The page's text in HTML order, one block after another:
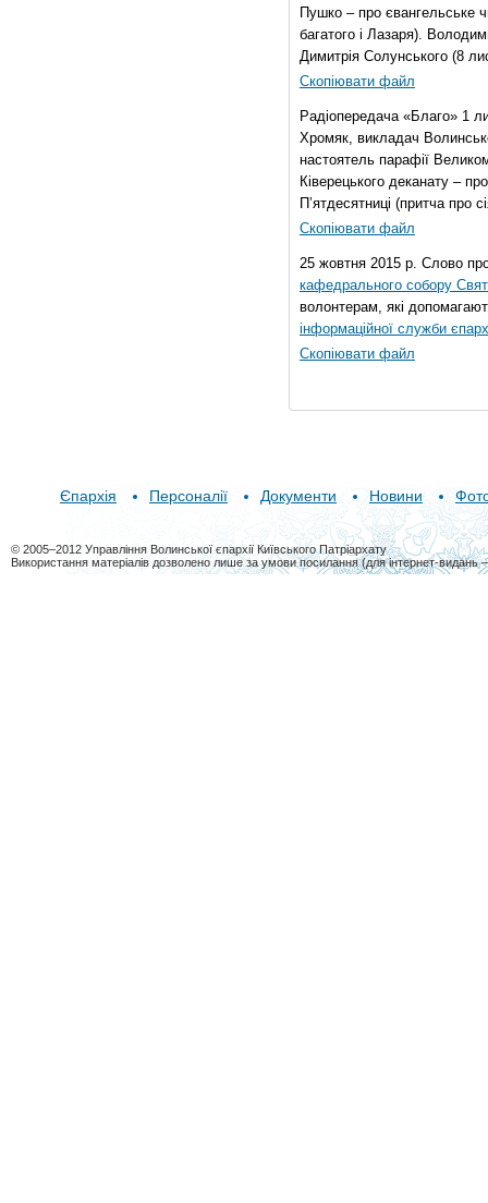
Пушко – про євангельське
багатого і Лазаря).
Димитрія Солунського (8
Скопіювати файл
Радіопередача «Благо» 1
Хромяк, викладач
настоятель парафії
Ківерецького деканату –
П’ятдесятниці (притча про
Скопіювати файл
25 жовтня 2015 р. Слово
кафедрального собору
волонтерам, які
інформаційної служби
Скопіювати файл
Єпархія Персоналії Документи Новини
© 2005–2012 Управління Волинської єпархії Київського Патріархату
Використання матеріалів дозволено лише за умови посилання (для інтернет-видань